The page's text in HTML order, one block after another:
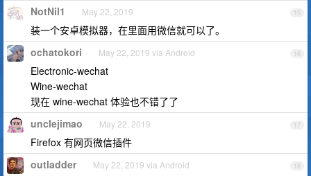
15
NotNil1 May 22, 2019
装一个安卓模拟器，在里面用微信就可以了。
16
ochatokori May 22, 2019 via Android
Electronic-wechat
Wine-wechat
现在 wine-wechat 体验也不错了了
17
unclejimao May 22, 2019
Firefox 有网页微信插件
18
outladder May 22, 2019 via Android